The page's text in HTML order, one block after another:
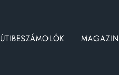
ÚTIBESZÁMOLÓK MAGAZIN